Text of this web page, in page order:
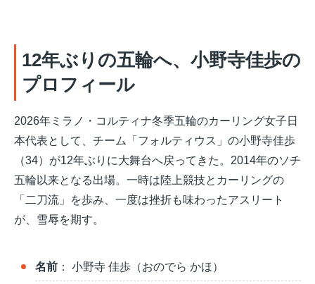
12年ぶりの五輪へ、小野寺佳歩の
プロフィール
2026年ミラノ・コルティナ冬季五輪のカーリング女子日
本代表として、チーム「フォルティウス」の小野寺佳歩
（34）が12年ぶりに大舞台へ戻ってきた。2014年のソチ
五輪以来となる出場。一時は陸上競技とカーリングの
「二刀流」を歩み、一度は挫折も味わったアスリート
が、雪辱を期す。
名前 ： 小野寺 佳歩（おのでら かほ）